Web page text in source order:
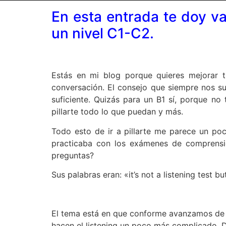
En esta entrada te doy
un nivel C1-C2.
Estás en mi blog porque quieres
conversación. El consejo que siempre nos
suficiente. Quizás para un B1 sí, porque
pillarte todo lo que puedan y más.
Todo esto de ir a pillarte me parece un
practicaba con los exámenes de
preguntas?
Sus palabras eran: «it’s not a listening test
El tema está en que conforme avanzamos